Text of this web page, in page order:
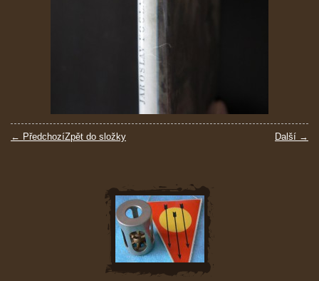
← Předchozí Další →
Zpět do složky